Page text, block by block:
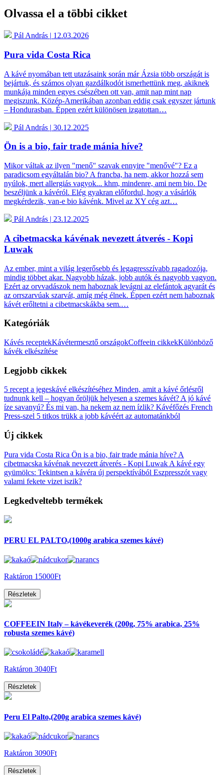
Olvassa el a többi cikket
Pál András | 12.03.2026
Pura vida Costa Rica
A kávé nyomában tett utazásaink során már Ázsia több országát is
bejártuk, és számos olyan gazdálkodót ismerhettünk meg, akiknek
munkája minden egyes csészében ott van, amit nap mint nap
megiszunk. Közép-Amerikában azonban eddig csak egyszer jártunk
– Hondurasban. Éppen ezért különösen izgatottan…
Pál András | 30.12.2025
Ön is a bio, fair trade mánia híve?
Mikor váltak az ilyen "menő" szavak ennyire "menővé"? Ez a
paradicsom egyáltalán bio? A francba, ha nem, akkor hozzá sem
nyúlok, mert allergiás vagyok... khm, mindenre, ami nem bio. De
beszéljünk a kávéról. Elég gyakran előfordul, hogy a vásárlók
megkérdezik, van-e bio kávénk. Mivel az XY cég azt…
Pál András | 23.12.2025
A cibetmacska kávénak nevezett átverés - Kopi
Luwak
Az ember, mint a világ legerősebb és legagresszívabb ragadozója,
mindig többet akar. Nagyobb házak, jobb autók és nagyobb vagyon.
Ezért az orvvadászok nem haboznak levágni az elefántok agyarát és
az orrszarvúak szarvát, amíg még élnek. Éppen ezért nem haboznak
kávét erőltetni a cibetmacskákba sem.…
Kategóriák
Kávés receptekKávétermesztő országokCoffeein cikkekKülönböző
kávék elkészítése
Legjobb cikkek
5 recept a jegeskávé elkészítéséhez Minden, amit a kávé őrlésről
tudnunk kell – hogyan őröljük helyesen a szemes kávét?A jó kávé
íze savanyú? És mi van, ha nekem az nem ízlik? Kávéfőzés French
Press-szel 5 titkos trükk a jobb kávéért az automatánkból
Új cikkek
Pura vida Costa Rica Ön is a bio, fair trade mánia híve? A
cibetmacska kávénak nevezett átverés - Kopi Luwak A kávé egy
gyümölcs: Tekintsen a kávéra új perspektívából Eszpresszót vagy
valami fekete vizet iszik?
Legkedveltebb termékek
PERU EL PALTO,(1000g arabica szemes kávé)
Raktáron 15000Ft
Részletek
COFFEEIN Italy – kávékeverék (200g, 75% arabica, 25%
robusta szemes kávé)
Raktáron 3040Ft
Részletek
Peru El Palto,(200g arabica szemes kávé)
Raktáron 3090Ft
Részletek